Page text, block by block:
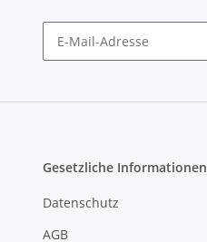
Gesetzliche Informationen
Datenschutz
AGB